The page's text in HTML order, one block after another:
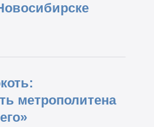
метрополитена